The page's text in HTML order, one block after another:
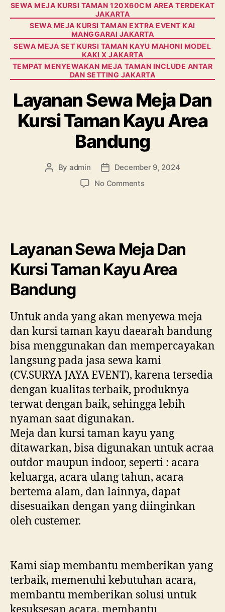
SEWA MEJA KURSI TAMAN 120X60CM AREA TERDEKAT
JAKARTA
SEWA MEJA KURSI TAMAN EXTRA EVENT KAI
MANGGARAI JAKARTA
SEWA MEJA SET KURSI TAMAN KAYU MAHONI MODEL
KAKI X JAKARTA
TEMPAT MENYEWAKAN MEJA TAMAN INCLUDE ANTAR
DAN SETTING JAKARTA
Layanan Sewa Meja Dan
Kursi Taman Kayu Area
Bandung
Post
By admin
Post
date
December 9, 2024
No Commentson
Taman
Kayu
Area
Layanan Sewa Meja Dan
Kursi Taman Kayu Area
Bandung
Untuk anda yang akan menyewa meja
dan kursi taman kayu daearah bandung
bisa menggunakan dan mempercayakan
langsung pada jasa sewa kami
(CV.SURYA JAYA EVENT), karena tersedia
dengan kualitas terbaik, produknya
terwat dengan baik, sehingga lebih
nyaman saat digunakan.
Meja dan kursi taman kayu yang
ditawarkan, bisa digunakan untuk acraa
outdor maupun indoor, seperti : acara
keluarga, acara ulang tahun, acara
bertema alam, dan lainnya, dapat
disesuaikan dengan yang diinginkan
oleh custemer.
Kami siap membantu memberikan yang
terbaik, memenuhi kebutuhan acara,
membantu memberikan solusi untuk